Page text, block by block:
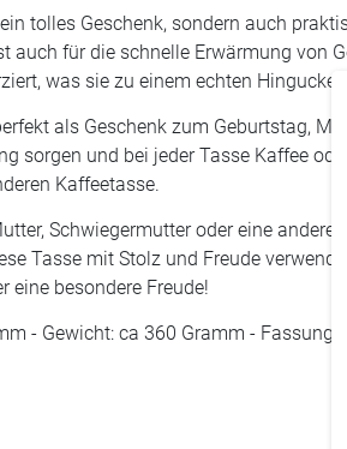
tolles Geschenk, sondern auch
auch für die schnelle Erwärmung von
was sie zu einem echten
als Geschenk zum Geburtstag,
sorgen und bei jeder Tasse Kaffee
Kaffeetasse.
Schwiegermutter oder eine
Tasse mit Stolz und Freude
eine besondere Freude!
- Gewicht: ca 360 Gramm -